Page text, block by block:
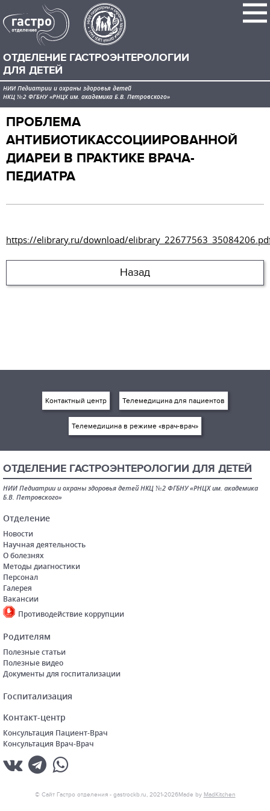
ОТДЕЛЕНИЕ ГАСТРОЭНТЕРОЛОГИИ
ДЛЯ ДЕТЕЙ
НИИ Педиатрии и охраны здоровья детей
НКЦ №2 ФГБНУ «РНЦХ им. академика Б.В. Петровского»
ПРОБЛЕМА
АНТИБИОТИКАССОЦИИРОВАННОЙ
ДИАРЕИ В ПРАКТИКЕ ВРАЧА-
ПЕДИАТРА
https://elibrary.ru/download/
Назад
Контактный центр Телемедицина для пациентов
Телемедицина в режиме «врач-врач»
ОТДЕЛЕНИЕ ГАСТРОЭНТЕРОЛОГИИ ДЛЯ ДЕТЕЙ
НИИ Педиатрии и охраны здоровья детей НКЦ №2 ФГБНУ «РНЦХ им. академика
Б.В. Петровского»
Отделение
Новости
Научная деятельность
О болезнях
Методы диагностики
Персонал
Галерея
Вакансии
Противодействие коррупции
Родителям
Полезные статьи
Полезные видео
Документы для госпитализации
Госпитализация
Контакт-центр
Консультация Пациент-Врач
Консультация Врач-Врач
© Cайт Гастро отделения - gastrockb.ru, 2021-2026Made by MadKitchen